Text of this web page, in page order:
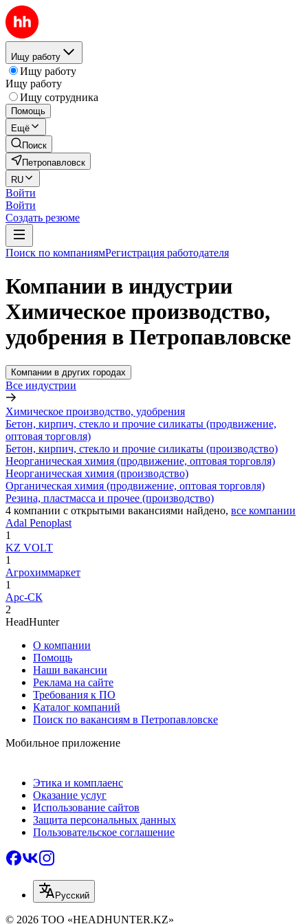
Ищу работу
Ищу работу
Ищу работу
Ищу сотрудника
Помощь
Ещё
Поиск
Петропавловск
RU
Войти
Войти
Создать резюме
Поиск по компаниямРегистрация работодателя
Компании в индустрии
Химическое производство,
удобрения в Петропавловске
Компании в других городах
Все индустрии
Химическое производство, удобрения
Бетон, кирпич, стекло и прочие силикаты (продвижение,
оптовая торговля)
Бетон, кирпич, стекло и прочие силикаты (производство)
Неорганическая химия (продвижение, оптовая торговля)
Неорганическая химия (производство)
Органическая химия (продвижение, оптовая торговля)
Резина, пластмасса и прочее (производство)
4 компании с открытыми вакансиями найдено, все компании
Adal Penoplast
1
KZ VOLT
1
Агрохиммаркет
1
Арс-СК
2
HeadHunter
О компании
Помощь
Наши вакансии
Реклама на сайте
Требования к ПО
Каталог компаний
Поиск по вакансиям в Петропавловске
Мобильное приложение
Этика и комплаенс
Оказание услуг
Использование сайтов
Защита персональных данных
Пользовательское соглашение
Русский
© 2026 ТОО «HEADHUNTER.KZ»